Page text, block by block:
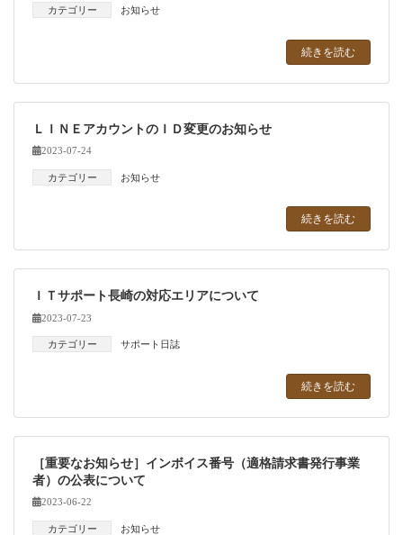
カテゴリー お知らせ
続きを読む
ＬＩＮＥアカウントのＩＤ変更のお知らせ
2023-07-24
カテゴリー お知らせ
続きを読む
ＩＴサポート長崎の対応エリアについて
2023-07-23
カテゴリー サポート日誌
続きを読む
［重要なお知らせ］インボイス番号（適格請求書発行事業
者）の公表について
2023-06-22
カテゴリー お知らせ